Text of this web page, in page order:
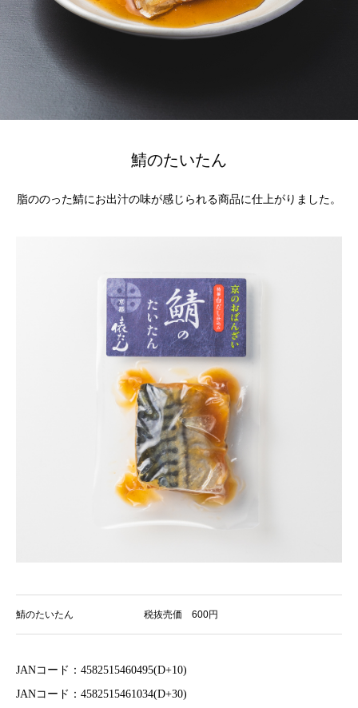
鯖のたいたん
脂ののった鯖にお出汁の味が感じられる商品に仕上がりました。
鯖のたいたん 税抜売価 600円
JANコード：4582515460495(D+10)
JANコード：4582515461034(D+30)